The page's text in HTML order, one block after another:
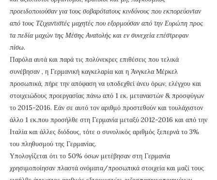
προειδοποιούσαν για τους σοβαρότατους κινδύνους που εκπορεύονταν
από τους Τζιχαντιστές μαχητές που εξορμούσαν από την Ευρώπη προς
τα πεδία μαχών της Μέσης Ανατολής και εν συνεχεία επέστρεφαν
πίσω.
Παρόλα αυτά και παρά τις πολύνεκρες επιθέσεις που τελικά
συνέβησαν , η Γερμανική καγκελαρία και η Άνγκελα Μέρκελ
προσωπικά, πήρε την απόφαση να υποδεχθεί άνευ όρων, ελέγχου και
στοιχειώδους προεργασίας πάνω από 1 εκ. μεταναστών & προσφύγων
το 2015-2016. Εάν σε αυτό τον αριθμό προστεθούν και τουλάχιστον
άλλο 1 εκ.που προσήλθε στη Γερμανία μεταξύ 2012-2016 και από την
Ιταλία και άλλες διόδους, τότε ο συνολικός αριθμός ξεπερνά το 3%
του πληθυσμού της Γερμανίας.
Υπολογίζεται ότι το 50% όσων μετέβησαν στη Γερμανία
χρησιμοποίησαν πλαστά ονόματα/προσωπικά στοιχεία και μαζί τους